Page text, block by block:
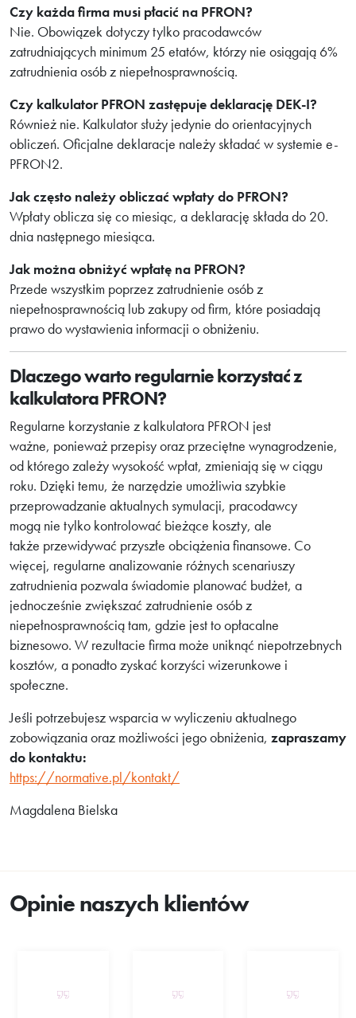
Czy każda firma musi płacić na PFRON?
Nie. Obowiązek dotyczy tylko pracodawców
zatrudniających minimum 25 etatów, którzy nie osiągają 6%
zatrudnienia osób z niepełnosprawnością.
Czy kalkulator PFRON zastępuje deklarację DEK-I?
Również nie. Kalkulator służy jedynie do orientacyjnych
obliczeń. Oficjalne deklaracje należy składać w systemie e-
PFRON2.
Jak często należy obliczać wpłaty do PFRON?
Wpłaty oblicza się co miesiąc, a deklarację składa do 20.
dnia następnego miesiąca.
Jak można obniżyć wpłatę na PFRON?
Przede wszystkim poprzez zatrudnienie osób z
niepełnosprawnością lub zakupy od firm, które posiadają
prawo do wystawienia informacji o obniżeniu.
Dlaczego warto regularnie korzystać z
kalkulatora PFRON?
Regularne korzystanie z kalkulatora PFRON jest
ważne, ponieważ przepisy oraz przeciętne wynagrodzenie,
od którego zależy wysokość wpłat, zmieniają się w ciągu
roku. Dzięki temu, że narzędzie umożliwia szybkie
przeprowadzanie aktualnych symulacji, pracodawcy
mogą nie tylko kontrolować bieżące koszty, ale
także przewidywać przyszłe obciążenia finansowe. Co
więcej, regularne analizowanie różnych scenariuszy
zatrudnienia pozwala świadomie planować budżet, a
jednocześnie zwiększać zatrudnienie osób z
niepełnosprawnością tam, gdzie jest to opłacalne
biznesowo. W rezultacie firma może uniknąć niepotrzebnych
kosztów, a ponadto zyskać korzyści wizerunkowe i
społeczne.
Jeśli potrzebujesz wsparcia w wyliczeniu aktualnego
zobowiązania oraz możliwości jego obniżenia, zapraszamy
do kontaktu:
https://normative.pl/kontakt/
Magdalena Bielska
Opinie naszych klientów